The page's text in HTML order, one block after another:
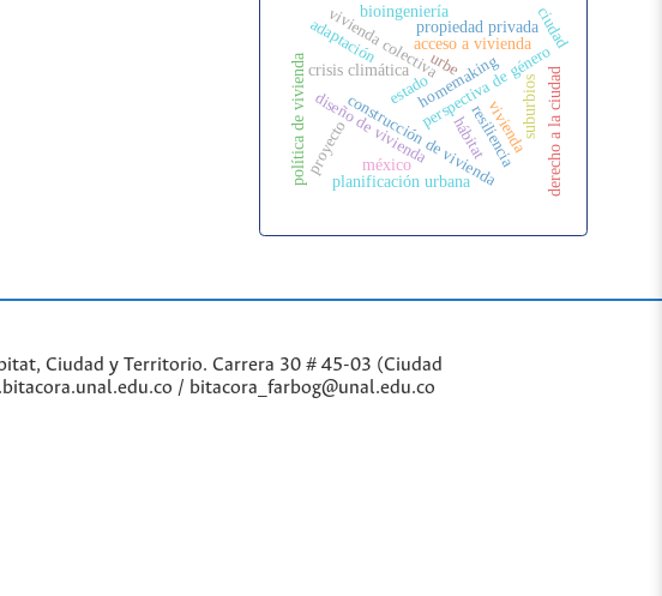
construcción de vivienda
diseño de viviendaperspectiva de género
homemaking
vivienda colectivaurbe
proyecto derecho a la ciudad
crisis climática
planificación urbana
resiliencia
acceso a vivienda
propiedad privada
méxico
estado
viviendasuburbios
hábitat
política de vivienda
bioingeniería
adaptación ciudad
Ciudad y Territorio. Carrera 30 # 45-03 (Ciudad
/ bitacora_farbog@unal.edu.co